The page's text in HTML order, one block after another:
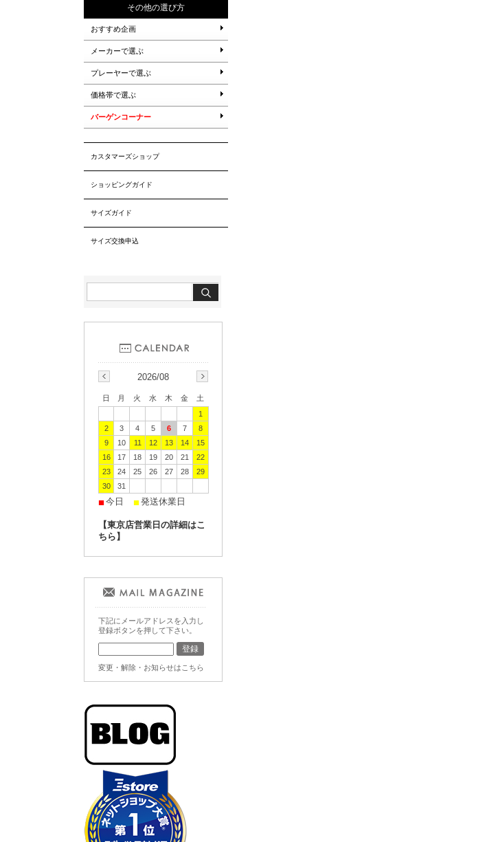
その他の選び方
おすすめ企画
メーカーで選ぶ
プレーヤーで選ぶ
価格帯で選ぶ
バーゲンコーナー
カスタマーズショップ
ショッピングガイド
サイズガイド
サイズ交換申込
2026/08
日 月 火 水 木 金
土
1
2
3 4 5 6 7
8
9
10 11 12 13 14
15
16
17 18 19 20 21
22
23
24 25 26 27 28
29
30
31
■今日 ■発送休業日
【東京店営業日の詳細はこ
ちら】
下記にメールアドレスを入力し
登録ボタンを押して下さい。
変更・解除・お知らせはこちら